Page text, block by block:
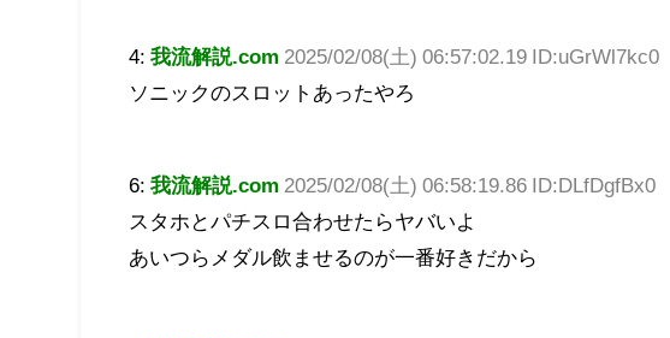
4:我流解説.com 2025/02/08(土) 06:57:02.19 ID:uGrWl7kc0
ソニックのスロットあったやろ
6:我流解説.com 2025/02/08(土) 06:58:19.86 ID:DLfDgfBx0
スタホとパチスロ合わせたらヤバいよ
あいつらメダル飲ませるのが一番好きだから